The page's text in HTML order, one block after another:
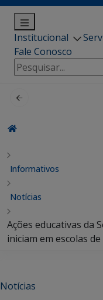
Institucional
Fale Conosco
Pesquisar
por:
Informativos
Notícias
Ações educativas da
iniciam em escolas
Notícias